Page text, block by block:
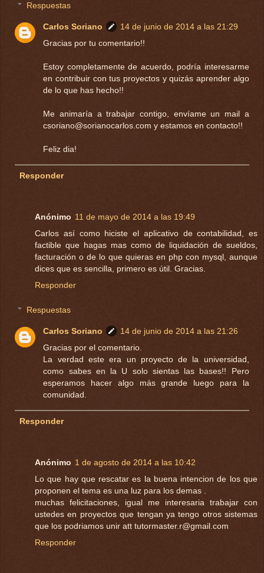
Respuestas
Carlos Soriano
14 de junio de 2014 a las 21:29
Gracias por tu comentario!!
Estoy completamente de acuerdo, podría interesarme
en contribuir con tus proyectos y quizás aprender algo
de lo que has hecho!!
Me animaría a trabajar contigo, envíame un mail a
csoriano@sorianocarlos.com y estamos en contacto!!
Feliz dia!
Responder
Anónimo 11 de mayo de 2014 a las 19:49
Carlos así como hiciste el aplicativo de contabilidad, es
factible que hagas mas como de liquidación de sueldos,
facturación o de lo que quieras en php con mysql, aunque
dices que es sencilla, primero es útil. Gracias.
Responder
Respuestas
Carlos Soriano
14 de junio de 2014 a las 21:26
Gracias por el comentario.
La verdad este era un proyecto de la universidad,
como sabes en la U solo sientas las bases!! Pero
esperamos hacer algo más grande luego para la
comunidad.
Responder
Anónimo 1 de agosto de 2014 a las 10:42
Lo que hay que rescatar es la buena intencion de los que
proponen el tema es una luz para los demas .
muchas felicitaciones, igual me interesaria trabajar con
ustedes en proyectos que tengan ya tengo otros sistemas
que los podriamos unir att tutormaster.r@gmail.com
Responder